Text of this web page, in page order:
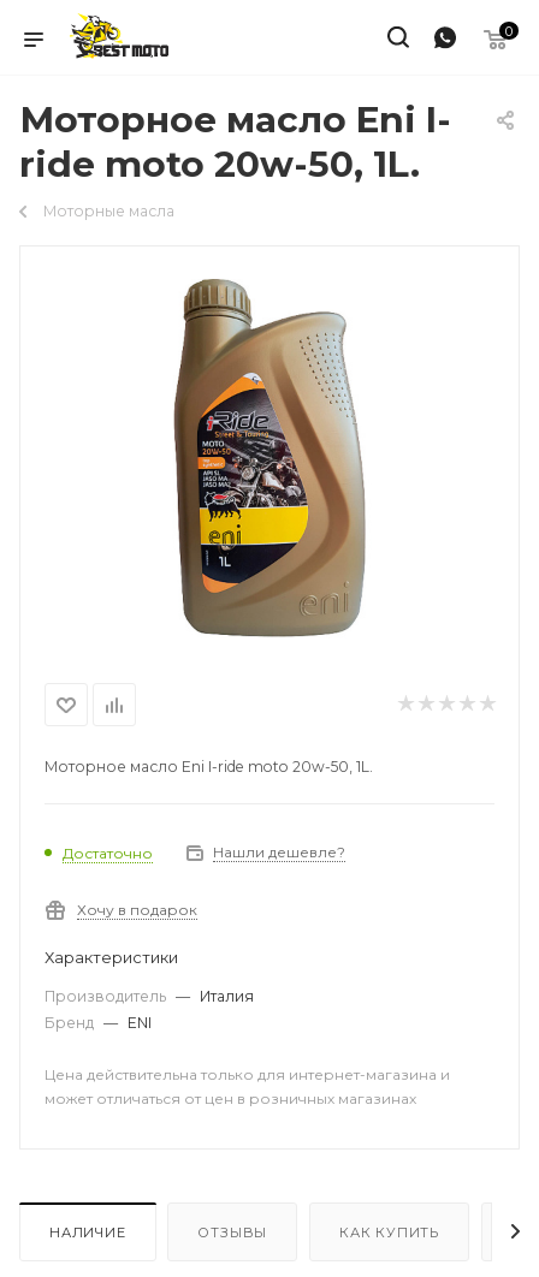
0
Моторное масло Eni I-
ride moto 20w-50, 1L.
Моторные масла
Моторное масло Eni I-ride moto 20w-50, 1L.
Достаточно Нашли дешевле?
Хочу в подарок
Характеристики
Производитель — Италия
Бренд — ENI
Цена действительна только для интернет-магазина и
может отличаться от цен в розничных магазинах
НАЛИЧИЕ ОТЗЫВЫ КАК КУПИТЬ